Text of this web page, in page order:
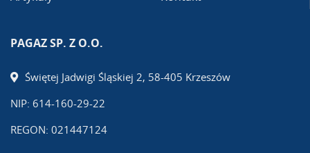
PAGAZ SP. Z O.O.
Świętej Jadwigi Śląskiej 2, 58-405 Krzeszów
NIP: 614-160-29-22
REGON: 021447124